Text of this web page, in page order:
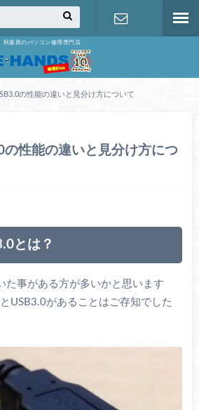
秋葉原のパソコン修理専門店
の性能の違いと見分け方について
の性能の違いと見分け方につ
とは？
た事がある方が多いかと思います
USB3.0があることはご存知でした